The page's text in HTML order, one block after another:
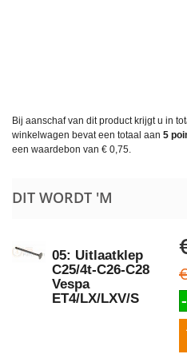
Bij aanschaf van dit product krijgt u in
winkelwagen bevat een totaal aan 5
een waardebon van € 0,75.
DIT WORDT 'M
05: Uitlaatklep
C25/4t-C26-C28
Vespa
ET4/LX/LXV/S